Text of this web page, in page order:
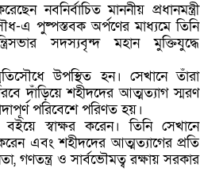
নবনির্বাচিত মাননীয় প্রধানমন্ত্রী
এ পুষ্পস্তবক অর্পণের মাধ্যমে তিনি
সদস্যবৃন্দ মহান মুক্তিযুদ্ধে
উপস্থিত হন। সেখানে তাঁরা
দাঁড়িয়ে শহীদদের আত্মত্যাগ স্মরণ
পরিবেশে পরিণত হয়।
বইয়ে স্বাক্ষর করেন। তিনি সেখানে
এবং শহীদদের আত্মত্যাগের প্রতি
গণতন্ত্র ও সার্বভৌমত্ব রক্ষায় সরকার